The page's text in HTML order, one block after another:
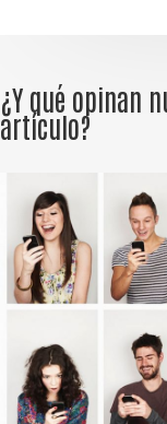
¿Y qué opinan
artículo?